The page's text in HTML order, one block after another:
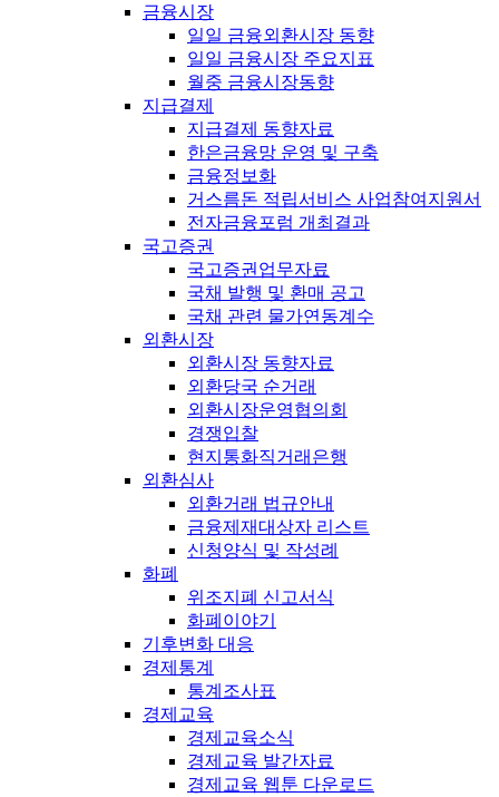
금융시장
일일 금융외환시장 동향
일일 금융시장 주요지표
월중 금융시장동향
지급결제
지급결제 동향자료
한은금융망 운영 및 구축
금융정보화
거스름돈 적립서비스 사업참여지원서
전자금융포럼 개최결과
국고증권
국고증권업무자료
국채 발행 및 환매 공고
국채 관련 물가연동계수
외환시장
외환시장 동향자료
외환당국 순거래
외환시장운영협의회
경쟁입찰
현지통화직거래은행
외환심사
외환거래 법규안내
금융제재대상자 리스트
신청양식 및 작성례
화폐
위조지폐 신고서식
화폐이야기
기후변화 대응
경제통계
통계조사표
경제교육
경제교육소식
경제교육 발간자료
경제교육 웹툰 다운로드